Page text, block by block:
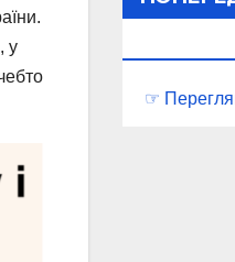
у
☞